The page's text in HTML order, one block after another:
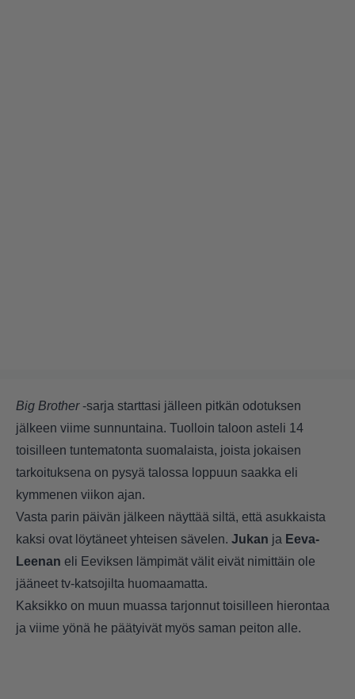
Big Brother-sarja starttasi jälleen pitkän odotuksen
jälkeen viime sunnuntaina. Tuolloin taloon asteli 14
toisilleen tuntematonta suomalaista, joista jokaisen
tarkoituksena on pysyä talossa loppuun saakka eli
kymmenen viikon ajan.
Vasta parin päivän jälkeen näyttää siltä, että asukkaista
kaksi ovat löytäneet yhteisen sävelen. Jukan ja Eeva-
Leenan eli Eeviksen lämpimät välit eivät nimittäin ole
jääneet tv-katsojilta huomaamatta.
Kaksikko on muun muassa tarjonnut toisilleen hierontaa
ja viime yönä he päätyivät myös saman peiton alle.